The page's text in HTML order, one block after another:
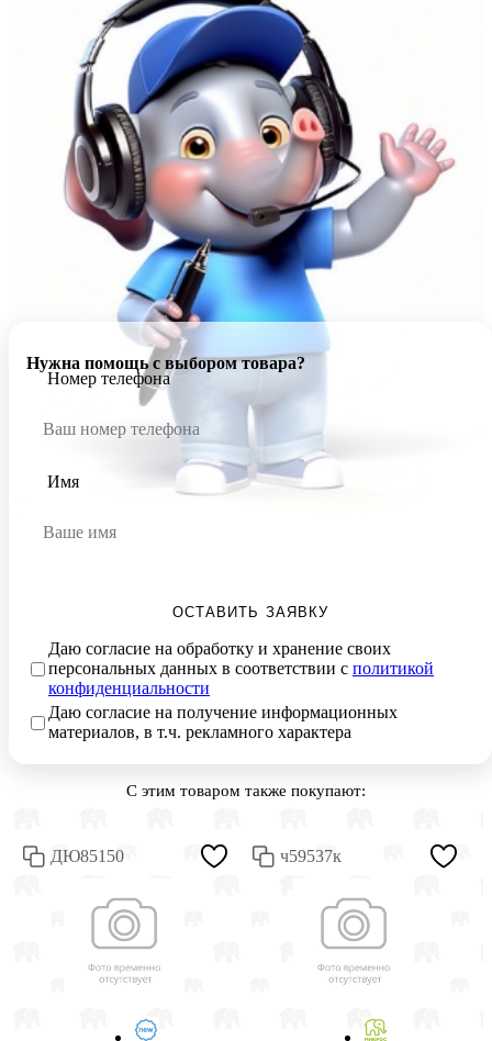
Нужна помощь с выбором товара?
Номер телефона
Имя
ОСТАВИТЬ ЗАЯВКУ
Даю согласие на обработку и хранение своих
персональных данных в соответствии с политикой
конфиденциальности
Даю согласие на получение информационных
материалов, в т.ч. рекламного характера
С этим товаром также покупают:
ДЮ85150 ч59537к